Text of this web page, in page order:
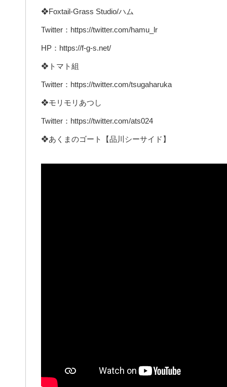
❖Foxtail-Grass Studio/ハム
Twitter：https://twitter.com/hamu_lr
HP：https://f-g-s.net/
❖トマト組
Twitter：https://twitter.com/tsugaharuka
❖モリモリあつし
Twitter：https://twitter.com/ats024
❖あくまのゴート【品川シーサイド】